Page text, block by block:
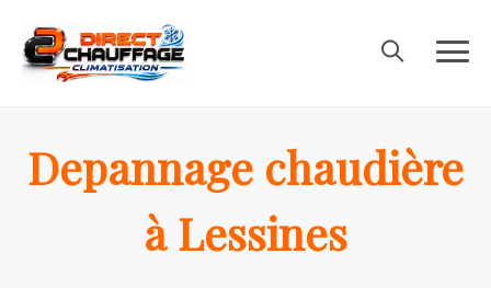
Depannage chaudière
à Lessines